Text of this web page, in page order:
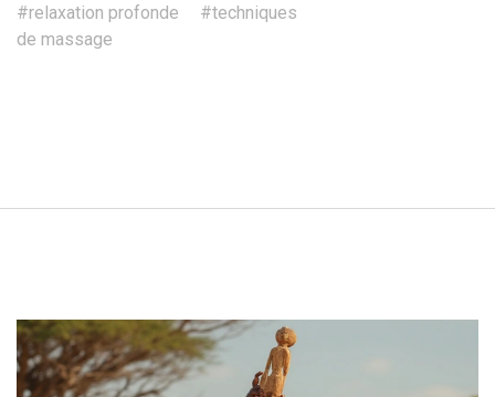
#relaxation profonde
#techniques
de massage